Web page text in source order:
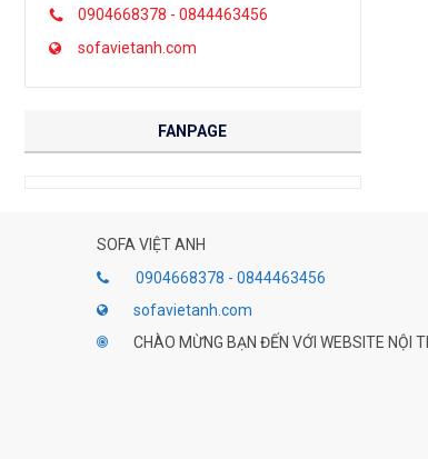
0904668378 - 0844463456
sofavietanh.com
FANPAGE
SOFA VIỆT ANH
0904668378 - 0844463456
sofavietanh.com
CHÀO MỪNG BẠN ĐẾN VỚI WEBSITE NỘI